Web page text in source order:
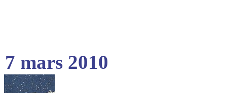
7 mars 2010